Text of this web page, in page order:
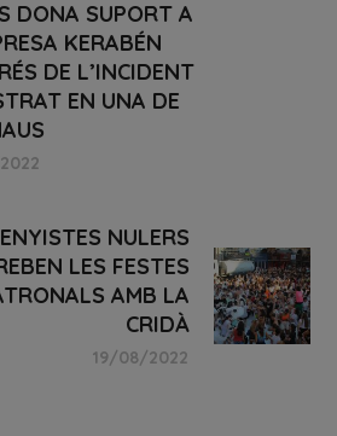
DONA SUPORT A
KERABÉN
DE L’INCIDENT
EN UNA DE
NULERS
LES FESTES
AMB LA
CRIDÀ
19/08/2022